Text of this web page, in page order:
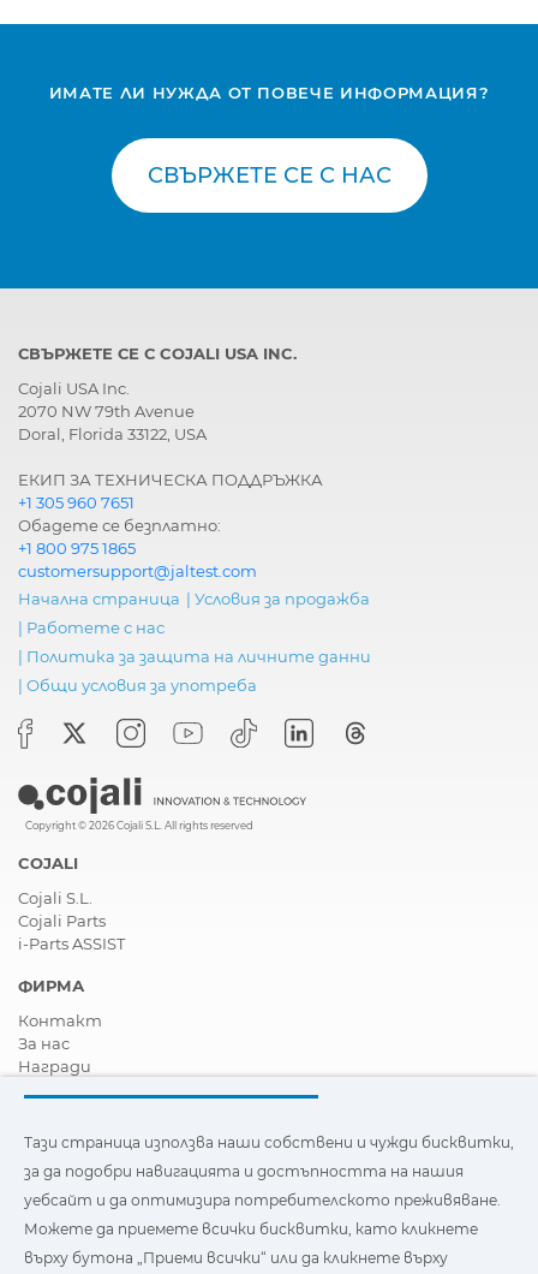
ИМАТЕ ЛИ НУЖДА ОТ ПОВЕЧЕ ИНФОРМАЦИЯ?
СВЪРЖЕТЕ СЕ С НАС
СВЪРЖЕТЕ СЕ С COJALI USA INC.
Cojali USA Inc.
2070 NW 79th Avenue
Doral, Florida 33122, USA
ЕКИП ЗА ТЕХНИЧЕСКА ПОДДРЪЖКА
+1 305 960 7651
Обадете се безплатно:
+1 800 975 1865
customersupport@jaltest.com
Начална страница | Условия за продажба
| Работете с нас
| Политика за защита на личните данни
| Общи условия за употреба
Copyright © 2026 Cojali S.L. All rights reserved
COJALI
Cojali S.L.
Cojali Parts
i-Parts ASSIST
ФИРМА
Контакт
За нас
Награди
Станете дистрибутор
Новини
Видеа
FAQ - Често задавани въпроси
Тази страница използва наши собствени и бисквитки на
трети страни, за да подобри навигацията и
Тази страница използва наши собствени и чужди бисквитки,
за да подобри навигацията и достъпността на нашия
уебсайт и да оптимизира потребителското преживяване.
Можете да приемете всички бисквитки, като кликнете
върху бутона „Приеми всички“ или да кликнете върху